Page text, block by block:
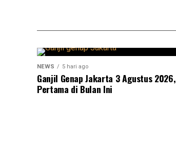
NEWS 5 hari ago
Ganjil Genap Jakarta 3 Agustus 2026,
Pertama di Bulan Ini